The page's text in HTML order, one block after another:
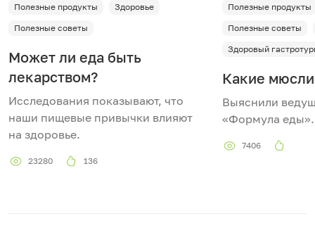
Полезные продукты
Здоровье
Полезные советы
Может ли еда быть
лекарством?
Исследования показывают, что
наши пищевые привычки влияют
на здоровье.
23280 136
Полезные продукты
Полезные советы
Здоровый
Какие
Выяснили
«Формула еды».
7406